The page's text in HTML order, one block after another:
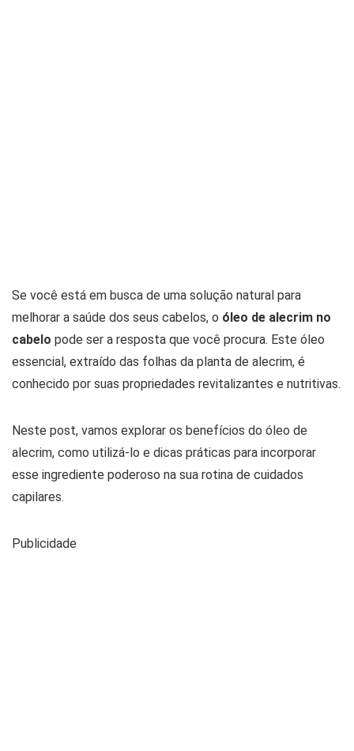
Se você está em busca de uma solução natural para
melhorar a saúde dos seus cabelos, o óleo de alecrim no
cabelo pode ser a resposta que você procura. Este óleo
essencial, extraído das folhas da planta de alecrim, é
conhecido por suas propriedades revitalizantes e nutritivas.
Neste post, vamos explorar os benefícios do óleo de
alecrim, como utilizá-lo e dicas práticas para incorporar
esse ingrediente poderoso na sua rotina de cuidados
capilares.
Publicidade